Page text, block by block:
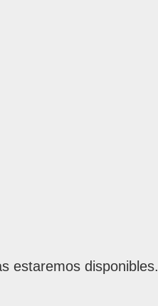
estaremos disponibles.